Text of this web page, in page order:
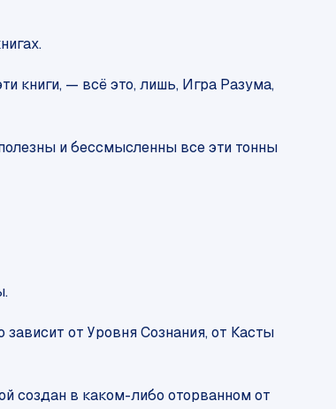
книги, — всё это, лишь, Игра Разума,
и бессмысленны все эти тонны
от Уровня Сознания, от Касты
создан в каком-либо оторванном от